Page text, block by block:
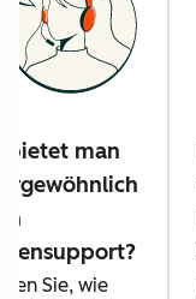
bietet man
Sie, wie